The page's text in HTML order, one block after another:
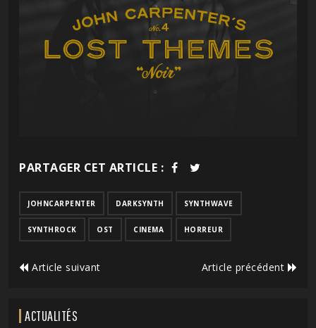
PARTAGER CET ARTICLE :
JOHNCARPENTER DARKSYNTH SYNTHWAVE
SYNTHROCK OST CINEMA HORREUR
Article suivant Article précédent
ACTUALITÉS